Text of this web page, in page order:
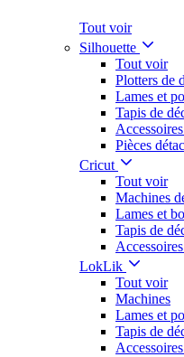
Tout voir
Silhouette
Tout voir
Plotters de
Lames et
Tapis de
Pièces
Cricut
Tout voir
Machines
Lames et
Tapis de
LokLik
Tout voir
Machines
Lames et
Tapis de